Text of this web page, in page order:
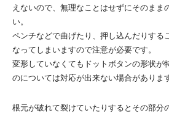
えないので、無理なことはせずにそのまま
い。
ペンチなどで曲げたり、押し込んだりする
なってしまいますので注意が必要です。
変形していなくてもドットボタンの形状が
のについては対応が出来ない場合があります
根元が破れて裂けていたりするとその部分